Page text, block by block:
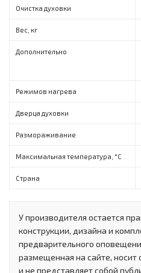
Очистка духовки
Вес, кг
Дополнительно
Режимов нагрева
Дверца духовки
Размораживание
Максимальная температура, °C
Страна
У производителя остается
конструкции, дизайна и
предварительного
размещенная на сайте, носит
и не представляет собой